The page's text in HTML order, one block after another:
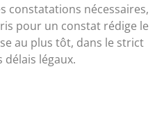
constatations nécessaires,
pour un constat rédige le
au plus tôt, dans le strict
délais légaux.